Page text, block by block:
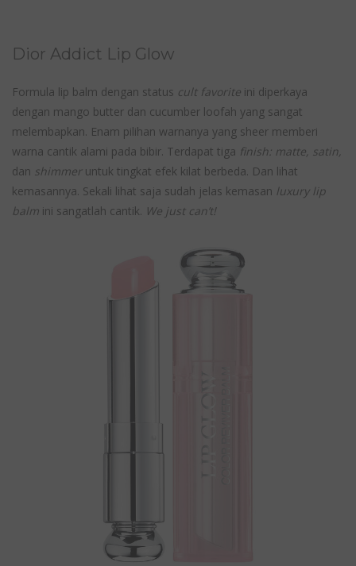
Dior Addict Lip Glow
Formula lip balm dengan status cult favorite ini diperkaya
dengan mango butter dan cucumber loofah yang sangat
melembapkan. Enam pilihan warnanya yang sheer memberi
warna cantik alami pada bibir. Terdapat tiga finish: matte, satin,
dan shimmer untuk tingkat efek kilat berbeda. Dan lihat
kemasannya. Sekali lihat saja sudah jelas kemasan luxury lip
balm ini sangatlah cantik. We just can’t!